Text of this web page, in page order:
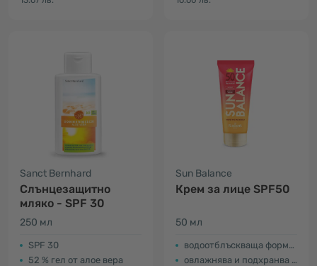
Sanct Bernhard
Слънцезащитно
мляко - SPF 30
250 мл
SPF 30
52 % гел от алое вера
Sun Balance
Крем за лице SPF50
50 мл
водоотблъскваща формула
овлажнява и подхранва кожата